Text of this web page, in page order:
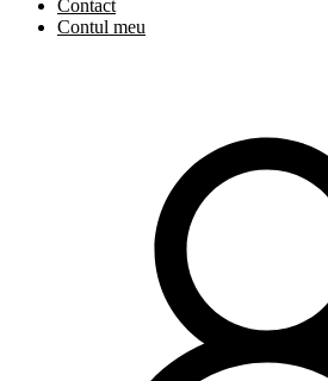
Contact
Contul meu